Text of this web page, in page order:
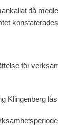
då
för
Klingenberg